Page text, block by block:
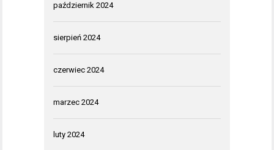
październik 2024
sierpień 2024
czerwiec 2024
marzec 2024
luty 2024